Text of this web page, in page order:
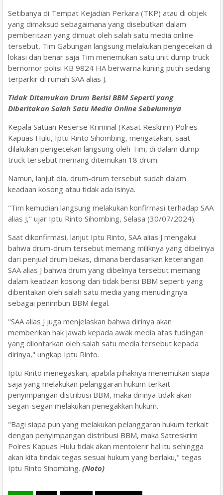
Setibanya di Tempat Kejadian Perkara (TKP) atau di objek
yang dimaksud sebagaimana yang disebutkan dalam
pemberitaan yang dimuat oleh salah satu media online
tersebut, Tim Gabungan langsung melakukan pengecekan di
lokasi dan benar saja Tim menemukan satu unit dump truck
bernomor polisi KB 9824 HA berwarna kuning putih sedang
terparkir di rumah SAA alias J.
Tidak Ditemukan Drum Berisi BBM Seperti yang
Diberitakan Salah Satu Media Online Sebelumnya
Kepala Satuan Reserse Kriminal (Kasat Reskrim) Polres
Kapuas Hulu, Iptu Rinto Sihombing, mengatakan, saat
dilakukan pengecekan langsung oleh Tim, di dalam dump
truck tersebut memang ditemukan 18 drum.
Namun, lanjut dia, drum-drum tersebut sudah dalam
keadaan kosong atau tidak ada isinya.
"Tim kemudian langsung melakukan konfirmasi terhadap SAA
alias J," ujar Iptu Rinto Sihombing, Selasa (30/07/2024).
Saat dikonfirmasi, lanjut Iptu Rinto, SAA alias J mengakui
bahwa drum-drum tersebut memang miliknya yang dibelinya
dari penjual drum bekas, dimana berdasarkan keterangan
SAA alias J bahwa drum yang dibelinya tersebut memang
dalam keadaan kosong dan tidak berisi BBM seperti yang
diberitakan oleh salah satu media yang menudingnya
sebagai penimbun BBM ilegal.
"SAA alias J juga menjelaskan bahwa dirinya akan
memberikan hak jawab kepada awak media atas tudingan
yang dilontarkan oleh salah satu media tersebut kepada
dirinya," ungkap Iptu Rinto.
Iptu Rinto menegaskan, apabila pihaknya menemukan siapa
saja yang melakukan pelanggaran hukum terkait
penyimpangan distribusi BBM, maka dirinya tidak akan
segan-segan melakukan penegakkan hukum.
"Bagi siapa pun yang melakukan pelanggaran hukum terkait
dengan penyimpangan distribusi BBM, maka Satreskrim
Polres Kapuas Hulu tidak akan mentolerir hal itu sehingga
akan kita tindak tegas sesuai hukum yang berlaku," tegas
Iptu Rinto Sihombing. (Noto)